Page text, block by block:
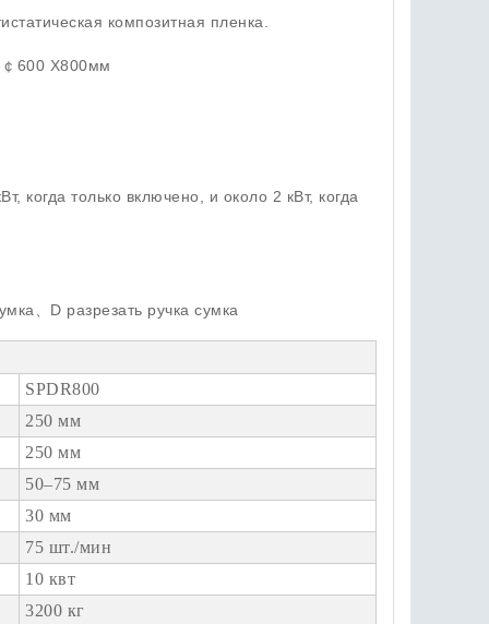
композитная пленка.
600 X800мм
только включено, и около 2 кВт, когда
、D разрезать ручка сумка
SPDR800
250 мм
250 мм
50–75 мм
30 мм
75 шт./мин
10 квт
3200 кг